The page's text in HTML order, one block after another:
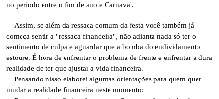
no período entre o fim de ano e Carnaval.
Assim, se além da ressaca comum da festa você também já
começa sentir a "ressaca financeira", não adianta nada só ter o
sentimento de culpa e aguardar que a bomba do endividamento
estoure. É hora de enfrentar o problema de frente e enfrentar a dura
realidade de ter que ajustar a vida financeira.
Pensando nisso elaborei algumas orientações para quem quer
mudar a realidade financeira neste momento: